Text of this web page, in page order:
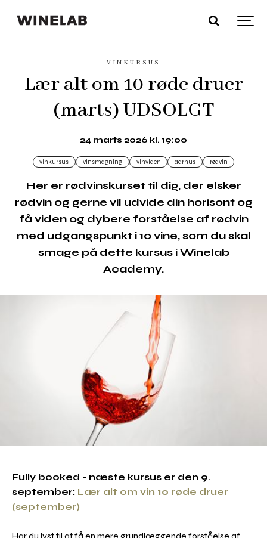
VINKURSUS
Lær alt om 10 røde druer
(marts) UDSOLGT
24 marts 2026 kl. 19:00
vinkursus vinsmagning vinviden aarhus rødvin
Her er rødvinskurset til dig, der elsker
rødvin og gerne vil udvide din horisont og
få viden og dybere forståelse af rødvin
med udgangspunkt i 10 vine, som du skal
smage på dette kursus i Winelab
Academy.
Fully booked - næste kursus er den 9.
september: Lær alt om vin 10 røde druer
(september)
Har du lyst til at få en mere grundlæggende forståelse af